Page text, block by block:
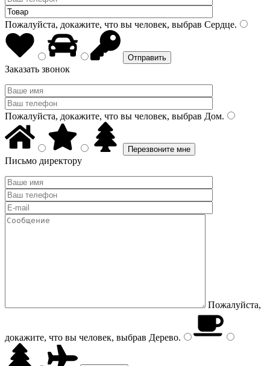
Пожалуйста, докажите, что вы человек, выбрав Сердце.
Заказать звонок
Пожалуйста, докажите, что вы человек, выбрав Дом.
Письмо директору
Пожалуйста,
докажите, что вы человек, выбрав Дерево.